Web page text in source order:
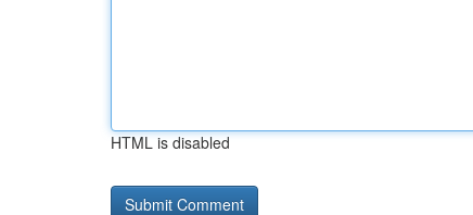
HTML is disabled